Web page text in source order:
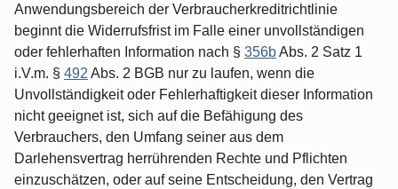
Anwendungsbereich der Verbraucherkreditrichtlinie
beginnt die Widerrufsfrist im Falle einer unvollständigen
oder fehlerhaften Information nach § 356bAbs. 2 Satz 1
i.V.m. § 492 Abs. 2 BGB nur zu laufen, wenn die
Unvollständigkeit oder Fehlerhaftigkeit dieser Information
nicht geeignet ist, sich auf die Befähigung des
Verbrauchers, den Umfang seiner aus dem
Darlehensvertrag herrührenden Rechte und Pflichten
einzuschätzen, oder auf seine Entscheidung, den Vertrag